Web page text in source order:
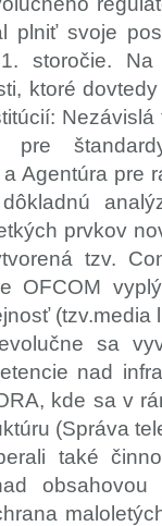
plniť svoje
storočie. Na
ktoré
pre
Agentúra pre
prvkov
tzv.
OFCOM
(tzv.media
sa
nad
kde sa v
(Správa
také